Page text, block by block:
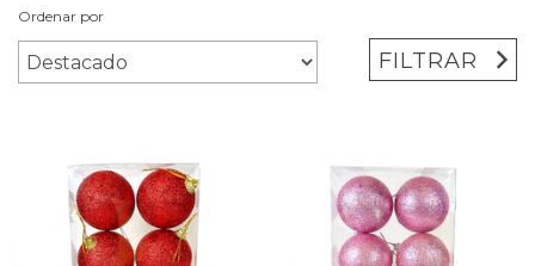
Ordenar por
FILTRAR